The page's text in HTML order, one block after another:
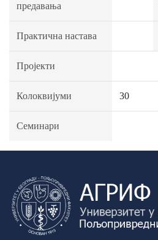
предавања
Практична настава
Пројекти
Колоквијуми 30
Семинари